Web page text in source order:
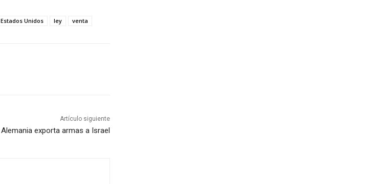
Estados Unidos ley venta
Artículo siguiente
Alemania exporta armas a Israel